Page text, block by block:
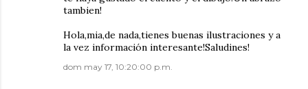
tambien!
Hola,mia,de nada,tienes buenas ilustraciones y a
la vez información interesante!Saludines!
dom may 17, 10:20:00 p.m.